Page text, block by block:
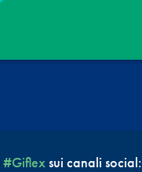
#Giflexsui canali social: